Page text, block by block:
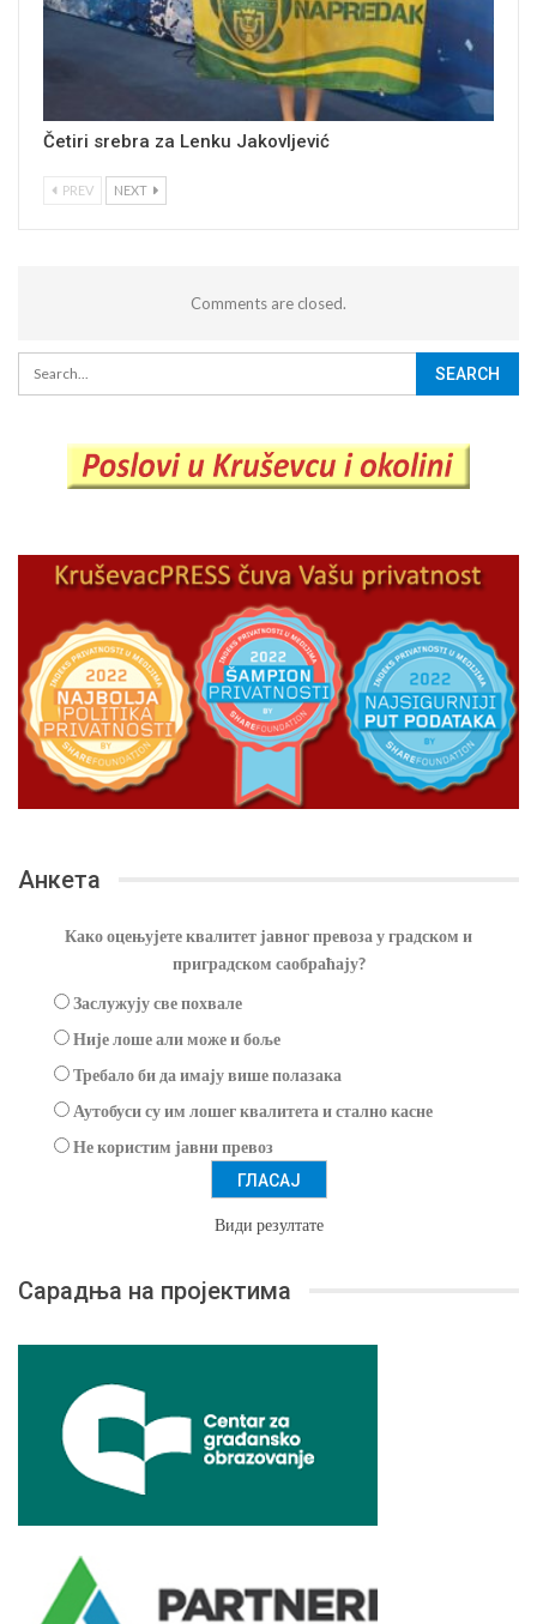
Četiri srebra za Lenku Jakovljević
PREV NEXT
Comments are closed.
Анкета
Како оцењујете квалитет јавног превоза у градском и
приградском саобраћају?
Заслужују све похвале
Није лоше али може и боље
Требало би да имају више полазака
Аутобуси су им лошег квалитета и стално касне
Не користим јавни превоз
Види резултате
Сарадња на пројектима